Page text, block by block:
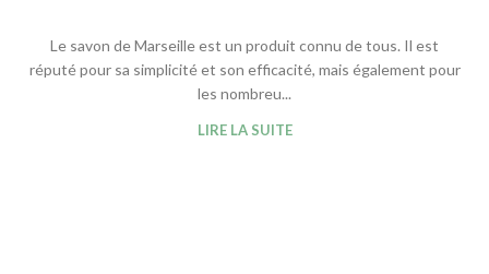
Le savon de Marseille est un produit connu de tous. Il est
réputé pour sa simplicité et son efficacité, mais également pour
les nombreu...
LIRE LA SUITE